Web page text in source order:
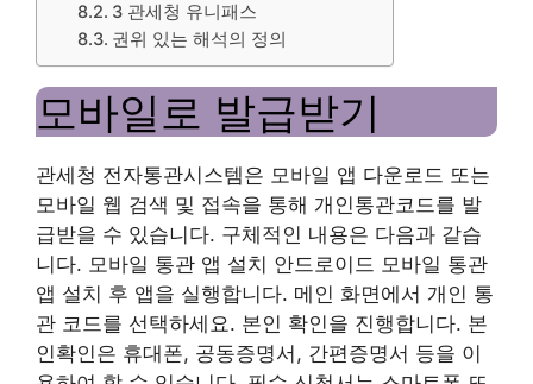
3 관세청 유니패스
권위 있는 해석의 정의
모바일로 발급받기
관세청 전자통관시스템은 모바일 앱 다운로드 또는
모바일 웹 검색 및 접속을 통해 개인통관코드를 발
급받을 수 있습니다. 구체적인 내용은 다음과 같습
니다. 모바일 통관 앱 설치 안드로이드 모바일 통관
앱 설치 후 앱을 실행합니다. 메인 화면에서 개인 통
관 코드를 선택하세요. 본인 확인을 진행합니다. 본
인확인은 휴대폰, 공동증명서, 간편증명서 등을 이